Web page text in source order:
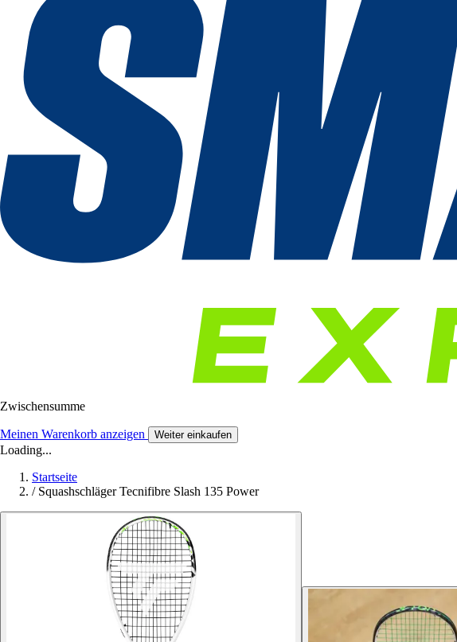
Zwischensumme
Meinen Warenkorb anzeigen Weiter einkaufen
Loading...
Startseite
/ Squashschläger Tecnifibre Slash 135 Power